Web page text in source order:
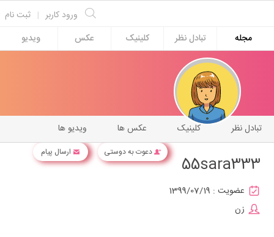
ثبت نام | ورود کاربر
مجله
تبادل نظر کلینیک عکس ویدیو
دعوت به دوستی ارسال پیام
ویدیو ها عکس ها کلینیک تبادل نظر
55sara333
عضویت : 1399/07/19
زن